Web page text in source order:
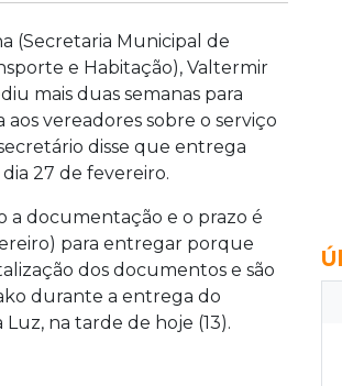
(Secretaria Municipal de
e Habitação), Valtermir
mais duas semanas para
vereadores sobre o serviço
disse que entrega
27 de fevereiro.
a documentação e o prazo é
para entregar porque
dos documentos e são
durante a entrega do
na tarde de hoje (13).